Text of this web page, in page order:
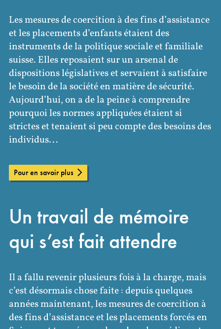
Les mesures de coercition à des fins d’assistance
et les placements d’enfants étaient des
instruments de la politique sociale et familiale
suisse. Elles reposaient sur un arsenal de
dispositions législatives et servaient à satisfaire
le besoin de la société en matière de sécurité.
Aujourd’hui, on a de la peine à comprendre
pourquoi les normes appliquées étaient si
strictes et tenaient si peu compte des besoins des
individus...
Pour en savoir plus
Un travail de mémoire
qui s’est fait attendre
Il a fallu revenir plusieurs fois à la charge, mais
c’est désormais chose faite : depuis quelques
années maintenant, les mesures de coercition à
des fins d’assistance et les placements forcés en